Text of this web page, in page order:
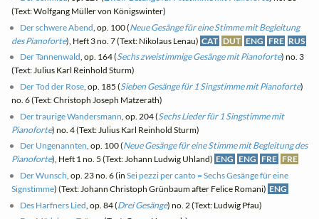
(Text: Wolfgang Müller von Königswinter)
Der schwere Abend , op. 100 (Neue Gesänge für eine Stimme mit Begleitung
des Pianoforte), Heft 3 no. 7 (Text: Nikolaus Lenau) CAT DUT ENG FRE RUS
Der Tannenwald, op. 164 (Sechs zweistimmige Gesänge mit Pianoforte) no. 3
(Text: Julius Karl Reinhold Sturm)
Der Tod der Rose , op. 185 (Sieben Gesänge für 1 Singstimme mit Pianoforte)
no. 6 (Text: Christoph Joseph Matzerath)
Der traurige Wandersmann , op. 204 (Sechs Lieder für 1 Singstimme mit
Pianoforte) no. 4 (Text: Julius Karl Reinhold Sturm)
Der Ungenannten, op. 100 (Neue Gesänge für eine Stimme mit Begleitung des
Pianoforte), Heft 1 no. 5 (Text: Johann Ludwig Uhland) ENG ENG FRE FRE
Der Wunsch , op. 23 no. 6 (inSei pezzi per canto = Sechs Gesänge für eine
Signstimme) (Text: Johann Christoph Grünbaum after Felice Romani) ENG
Des Harfners Lied , op. 84 (Drei Gesänge) no. 2 (Text: Ludwig Pfau)